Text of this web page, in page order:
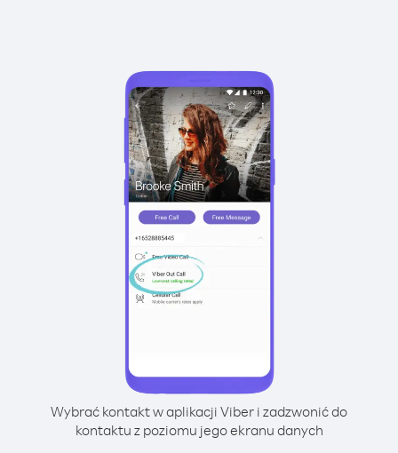
Wybrać kontakt w aplikacji Viber i zadzwonić do
kontaktu z poziomu jego ekranu danych